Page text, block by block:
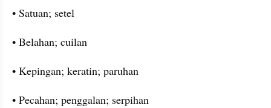
• Satuan; setel
• Belahan; cuilan
• Kepingan; keratin; paruhan
• Pecahan; penggalan; serpihan